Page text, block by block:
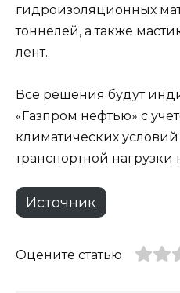
гидроизоляционных
тоннелей, а также
лент.
Все решения будут
«Газпром нефтью» с
климатических
транспортной нагрузки
Источник
Оцените статью